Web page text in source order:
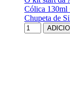
Cólica 130ml
Chupeta de